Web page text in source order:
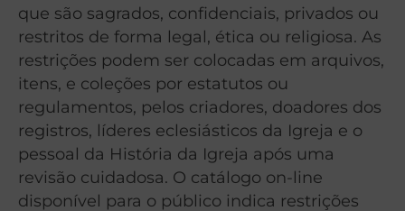
que são sagrados, confidenciais, privados ou
restritos de forma legal, ética ou religiosa. As
restrições podem ser colocadas em arquivos,
itens, e coleções por estatutos ou
regulamentos, pelos criadores, doadores dos
registros, líderes eclesiásticos da Igreja e o
pessoal da História da Igreja após uma
revisão cuidadosa. O catálogo on-line
disponível para o público indica restrições